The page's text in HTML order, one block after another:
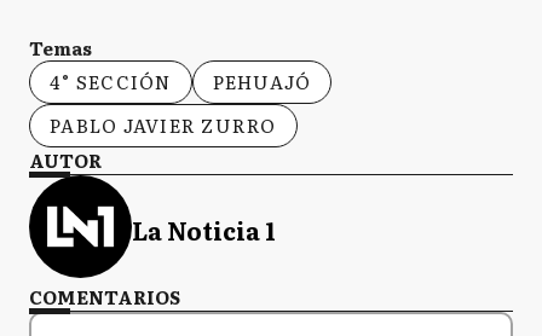
Temas
4° SECCIÓN
PEHUAJÓ
PABLO JAVIER ZURRO
AUTOR
La Noticia 1
COMENTARIOS